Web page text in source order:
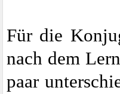
Für die
nach dem
paar